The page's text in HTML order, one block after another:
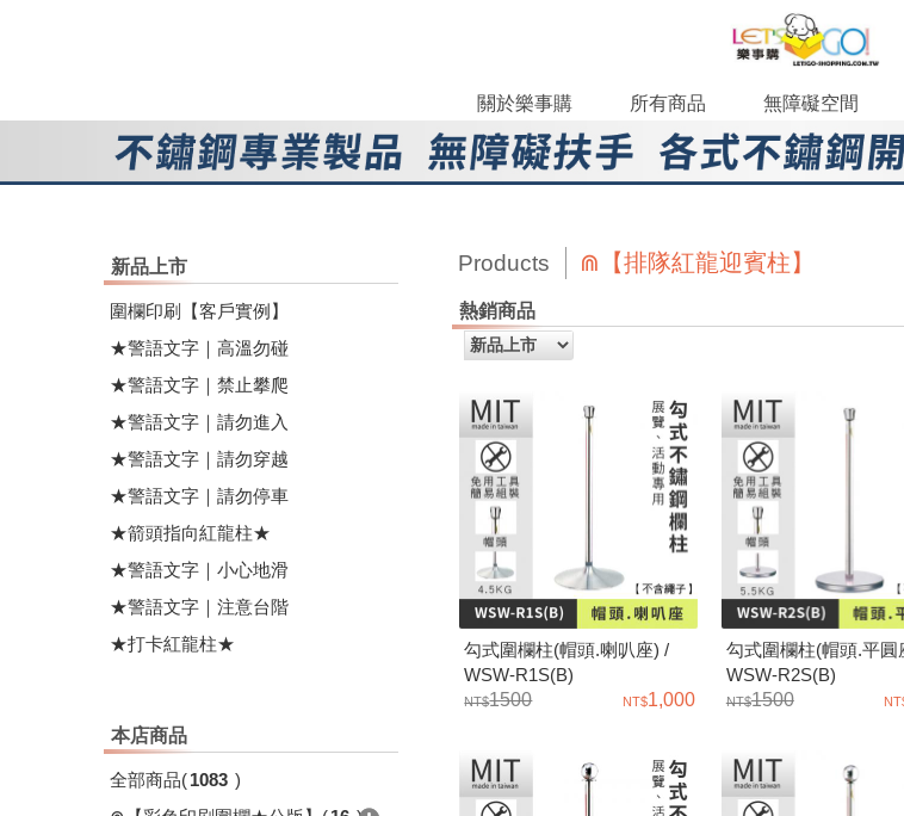
關於樂事購 所有商品 無障礙空間
新品上市
圍欄印刷【客戶實例】
★警語文字｜高溫勿碰
★警語文字｜禁止攀爬
★警語文字｜請勿進入
★警語文字｜請勿穿越
★警語文字｜請勿停車
★箭頭指向紅龍柱★
★警語文字｜小心地滑
★警語文字｜注意台階
★打卡紅龍柱★
本店商品
全部商品(1083 )
Products ⋒【排隊紅龍迎賓柱】
熱銷商品
勾式圍欄柱(帽頭.喇叭座) /
WSW-R1S(B)
1500
1,000
勾式圍欄柱(帽頭.平圓
WSW-R2S(B)
1500